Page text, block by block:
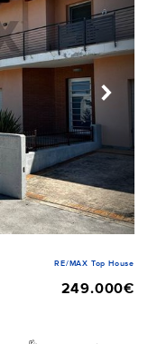
RE/MAX Top House
249.000€